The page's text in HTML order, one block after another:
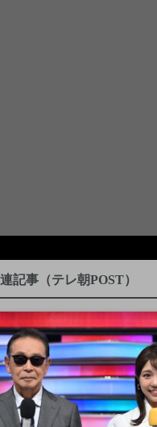
記事（テレ朝POST）